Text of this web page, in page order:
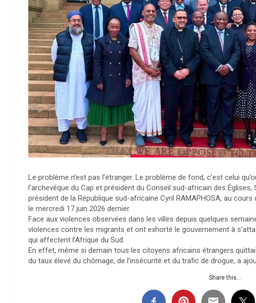
Le problème n’est pas l’étranger. Le problème de fond, c’est celui
l’archevêque du Cap et président du Conseil sud-africain des Églises,
président de la République sud-africaine Cyril RAMAPHOSA, au
le mercredi 17 juin 2026 dernier.
Face aux violences observées dans les villes depuis quelques
violences contre les migrants et ont exhorté le gouvernement à
qui affectent l’Afrique du Sud.
En effet, même si demain tous les citoyens africains étrangers
du taux élevé du chômage, de l’insécurité et du trafic de drogue, a
Share this...